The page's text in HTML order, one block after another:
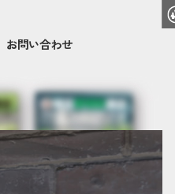
お問い合わせ